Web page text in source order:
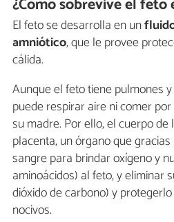
El feto se desarrolla en un
amniótico, que le provee
cálida.
Aunque el feto tiene pulmones
puede respirar aire ni comer
su madre. Por ello, el cuerpo
placenta, un órgano que
sangre para brindar oxígeno y
aminoácidos) al feto, y eliminar
dióxido de carbono) y
nocivos.